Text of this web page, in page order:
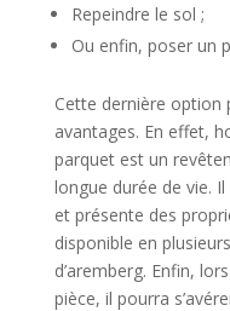
Repeindre le sol ;
Ou enfin, poser un
Cette dernière option
avantages. En effet,
parquet est un
longue durée de vie.
et présente des
disponible en
d’aremberg. Enfin,
pièce, il pourra